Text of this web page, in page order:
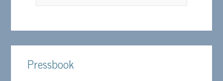
Pressbook